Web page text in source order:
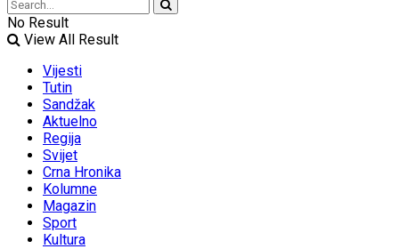
No Result
View All Result
Vijesti
Tutin
Sandžak
Aktuelno
Regija
Svijet
Crna Hronika
Kolumne
Magazin
Sport
Kultura